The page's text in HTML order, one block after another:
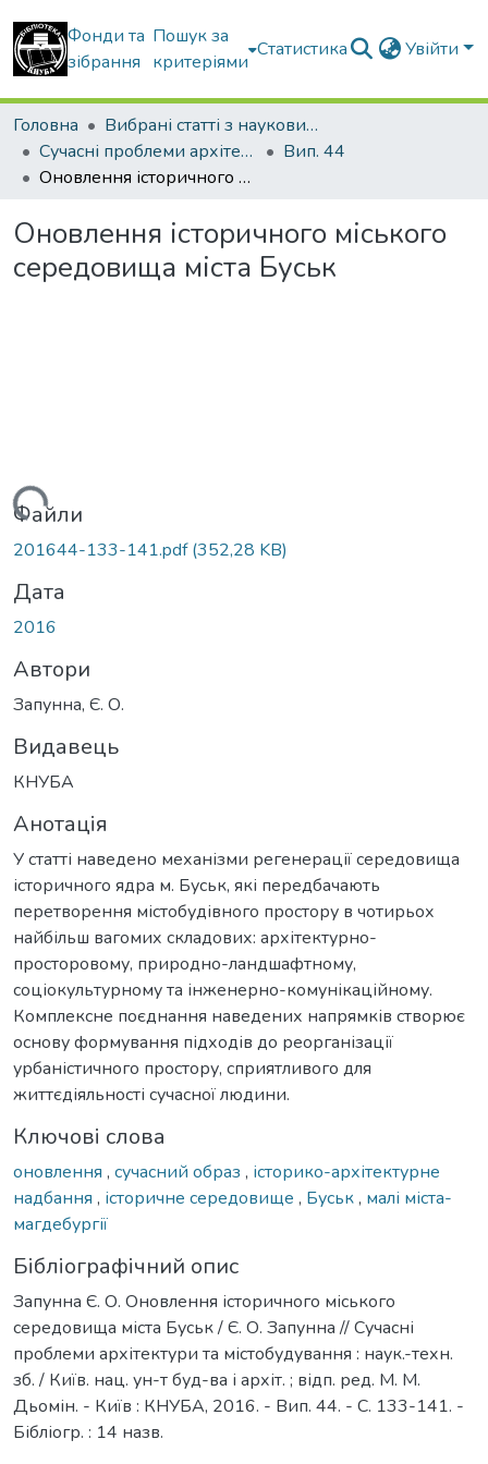
Фонди та
зібрання
Пошук за
критеріями
Статистика Увійти
Головна
Вибрані статті з наукових збірників КНУБА
Сучасні проблеми архітектури та містобудування
Вип. 44
Оновлення історичного міського середовища міста Буськ
Оновлення історичного міського
середовища міста Буськ
Файли
201644-133-141.pdf(352,28 KB)
Дата
2016
Автори
Запунна, Є. О.
Видавець
КНУБА
Анотація
У статті наведено механізми регенерації середовища
історичного ядра м. Буськ, які передбачають
перетворення містобудівного простору в чотирьох
найбільш вагомих складових: архітектурно-
просторовому, природно-ландшафтному,
соціокультурному та інженерно-комунікаційному.
Комплексне поєднання наведених напрямків створює
основу формування підходів до реорганізації
урбаністичного простору, сприятливого для
життєдіяльності сучасної людини.
Ключові слова
оновлення , сучасний образ , історико-архітектурне
надбання , історичне середовище , Буськ, малі міста-
магдебургії
Бібліографічний опис
Запунна Є. О. Оновлення історичного міського
середовища міста Буськ / Є. О. Запунна // Сучасні
проблеми архітектури та містобудування : наук.-техн.
зб. / Київ. нац. ун-т буд-ва і архіт. ; відп. ред. М. М.
Дьомін. - Київ : КНУБА, 2016. - Вип. 44. - С. 133-141. -
Бібліогр. : 14 назв.